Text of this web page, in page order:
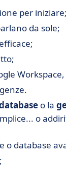
per iniziare;
da sole;
o la
o
o database